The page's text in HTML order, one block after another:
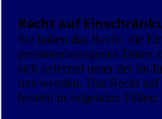
Recht auf
Sie haben das Recht, die
personenbezogenen Daten
sich jederzeit unter der im
uns wenden. Das Recht
besteht in folgenden Fällen: